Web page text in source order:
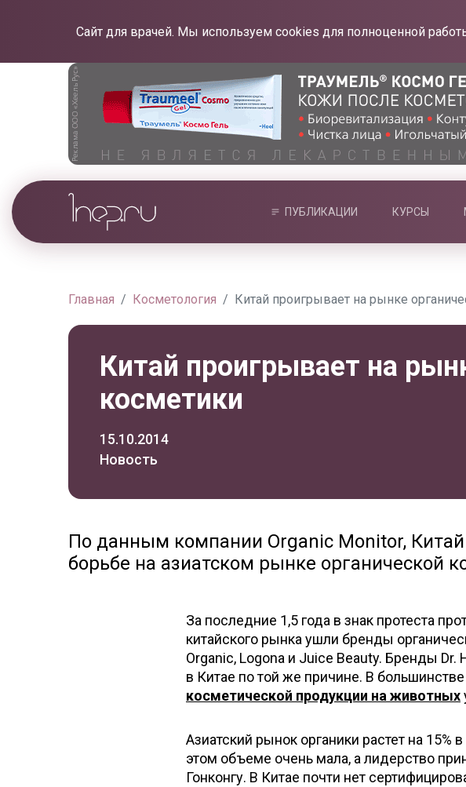
Сайт для врачей. Мы используем cookies для полноценной
ПУБЛИКАЦИИ КУРСЫ
Главная Косметология Китай проигрывает на рынке
Китай проигрывает на
косметики
15.10.2014
Новость
По данным компании Organic Monitor,
борьбе на азиатском рынке органической
За последние 1,5 года в знак протеста
китайского рынка ушли бренды
Organic, Logona и Juice Beauty. Бренды
в Китае по той же причине. В
косметической продукции на животных
Азиатский рынок органики растет на 15%
этом объеме очень мала, а лидерство
Гонконгу. В Китае почти нет